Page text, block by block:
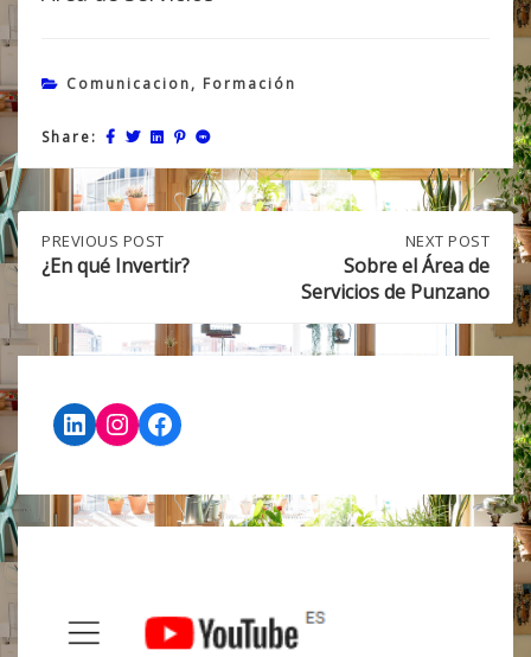
Comunicacion, Formación
Share:
Post
navigation
PREVIOUS
POST:
¿EN
INVERTIR?
PREVIOUS POST
¿En qué Invertir?
SOBRE
ÁREA
DE
NEXT POST
Sobre el Área de
Servicios de Punzano
LinkedIn
Instagram
Facebook